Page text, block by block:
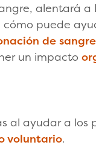
alentará a
puede
de sangre
un impacto
al ayudar a
voluntario.